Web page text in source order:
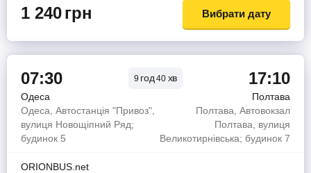
1 240грн Вибрати дату
07:30 9 год40 хв 17:10
Одеса
Полтава
Одеса, Автостанція "Привоз",
вулиця Новощіпний Ряд;
будинок 5
Полтава, Автовокзал
Полтава, вулиця
Великотирнівська; будинок 7
ORIONBUS.net